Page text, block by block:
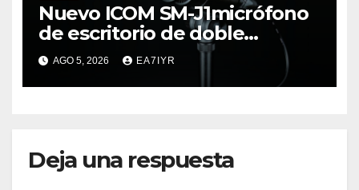
Nuevo ICOM SM-J1micrófono
de escritorio de doble
elemento premium
AGO 5, 2026 EA7IYR
Deja una respuesta